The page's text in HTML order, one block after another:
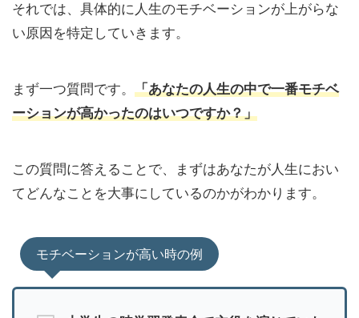
それでは、具体的に人生のモチベーションが上がらな
い原因を特定していきます。
まず一つ質問です。 「あなたの人生の中で一番モチベ
ーションが高かったのはいつですか？」
この質問に答えることで、まずはあなたが人生におい
てどんなことを大事にしているのかがわかります。
モチベーションが高い時の例